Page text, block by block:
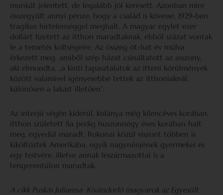
munkát jelentett, de legalább jól keresett. Azonban mire
összegyűlt annyi pénze, hogy a család is kövesse, 1929-ben
tragikus hirtelenséggel meghalt. A magyar egylet ezer
dollárt fizetett az itthon maradtaknak, ebből százat vontak
le a temetés költségeire. Az összeg öt-hat év múlva
érkezett meg, amiből szép házat csináltatott az asszony,
aki elmondta, „a kinti tapasztalatok az itteni körülmények
között valamivel igényesebbé tettek az itthoniaknál,
különösen a lakást illetően”.
Az interjú végén kiderül, kislánya még kilencéves korában,
itthon született fia pedig huszonnégy éves korában halt
meg, egyedül maradt. Rokonai közül viszont többen is
kiköltöztek Amerikába, egyik nagynénjének gyermekei és
egy testvére, illetve annak leszármazottai is a
tengerentúlon maradtak.
A cikk Puskás Julianna: Kivándorló magyarok az Egyesült